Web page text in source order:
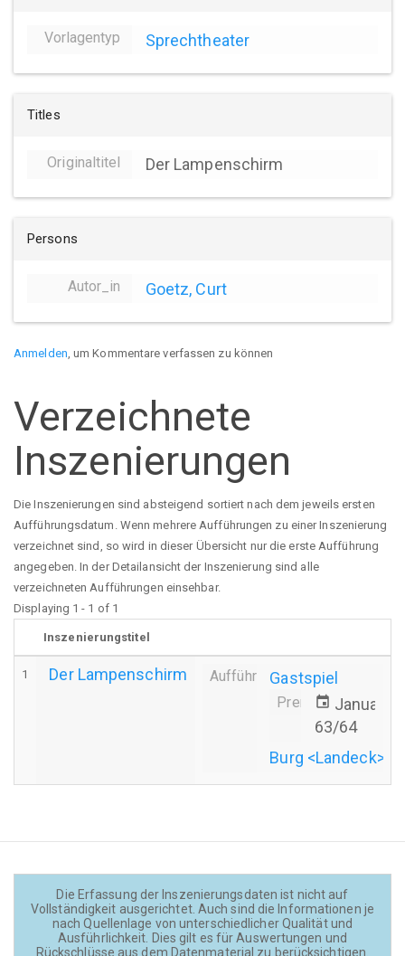
Vorlagentyp Sprechtheater
Titles
Originaltitel Der Lampenschirm
Persons
Autor_in Goetz, Curt
Anmelden , um Kommentare verfassen zu können
Verzeichnete
Inszenierungen
Die Inszenierungen sind absteigend sortiert nach dem jeweils ersten
Aufführungsdatum. Wenn mehrere Aufführungen zu einer Inszenierung
verzeichnet sind, so wird in dieser Übersicht nur die erste Aufführung
angegeben. In der Detailansicht der Inszenierung sind alle
verzeichneten Aufführungen einsehbar.
Displaying 1 - 1 of 1
Inszenierungstitel
1 Der Lampenschirm AufführungGastspiel
Premiere
event Januar
63/64
Burg <Landeck>
Die Erfassung der Inszenierungsdaten ist nicht auf
Vollständigkeit ausgerichtet. Auch sind die Informationen je
nach Quellenlage von unterschiedlicher Qualität und
Ausführlichkeit. Dies gilt es für Auswertungen und
Rückschlüsse aus dem Datenmaterial zu berücksichtigen.